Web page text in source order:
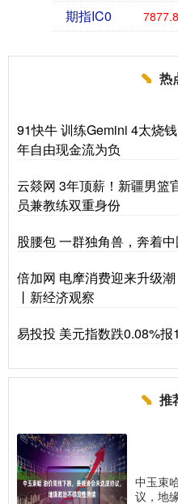
期指IC0
热
91快牛 训练Gemini 4太烧
年自由现金流为负
云燚网 3年顶薪！新疆男篮
员兼教练双重身份
股腰包 一群独角兽，奔着
倍加网 电摩消费迎来升级
丨新经济观察
易投投 美元指数跌0.08%报
推
中玉束
议，地